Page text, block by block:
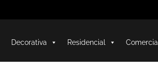
Decorativa Residencial Comercial